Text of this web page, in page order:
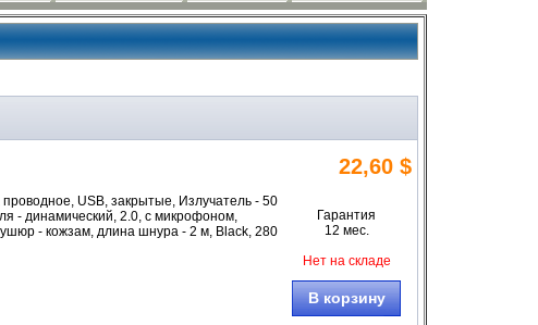
22,60 $
USB, закрытые, Излучатель - 50
- динамический, 2.0, с микрофоном,
- кожзам, длина шнура - 2 м, Black, 280
Гарантия
12 мес.
Нет на складе
В корзину